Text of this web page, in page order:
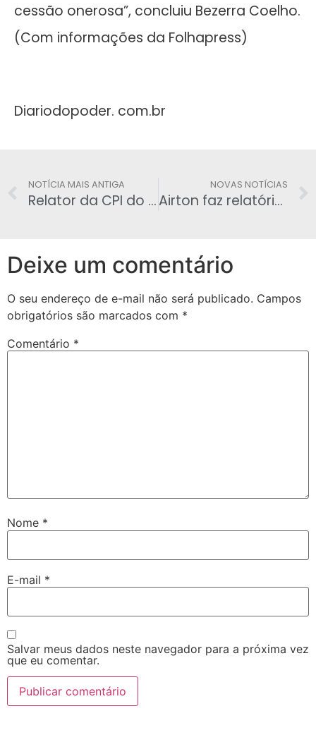
cessão onerosa”, concluiu Bezerra Coelho.
(Com informações da Folhapress)
Diariodopoder. com.br
NOTÍCIA MAIS ANTIGA
Relator da CPI do BNDES, Altineu Côrtes pede indiciamento de Lula e Dilma
NOVAS NOTÍCIAS
Airton faz relatório da sua a Brasília
Deixe um comentário
O seu endereço de e-mail não será publicado. Campos
obrigatórios são marcados com *
Comentário *
Nome *
E-mail *
Salvar meus dados neste navegador para a próxima vez
que eu comentar.